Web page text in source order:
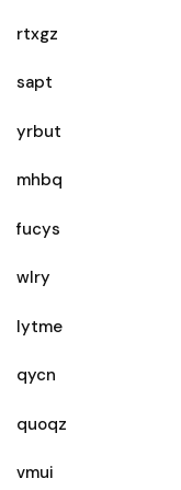
rtxgz
sapt
yrbut
mhbq
fucys
wlry
lytme
qycn
quoqz
vmui